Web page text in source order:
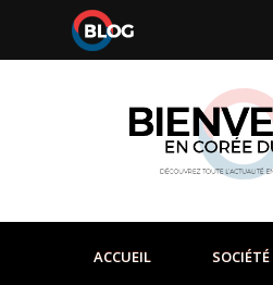
ACCUEIL SOCIÉTÉ